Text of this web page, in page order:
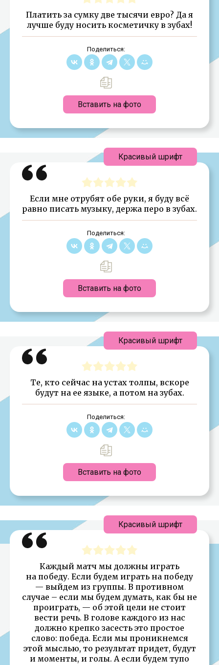
Платить за сумку две тысячи евро? Да я
лучше буду носить косметичку в зубах!
Поделиться:
Вставить на фото
Если мне отрубят обе руки, я буду всё
равно писать музыку, держа перо в зубах.
Поделиться:
Вставить на фото
Красивый шрифт
Те, кто сейчас на устах толпы, вскоре
будут на ее языке, а потом на зубах.
Поделиться:
Вставить на фото
Красивый шрифт
Каждый матч мы должны играть
на победу. Если будем играть на победу
— выйдем из группы. В противном
случае – если мы будем думать, как бы не
проиграть, — об этой цели не стоит
вести речь. В голове каждого из нас
должно крепко засесть это простое
слово: победа. Если мы проникнемся
этой мыслью, то результат придет, будут
и моменты, и голы. А если будем тупо
Красивый шрифт